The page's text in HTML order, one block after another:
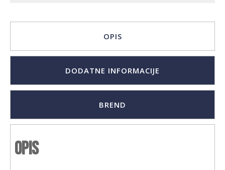
OPIS
DODATNE INFORMACIJE
BREND
Opis